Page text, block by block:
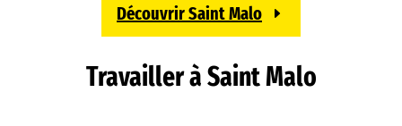
Découvrir Saint Malo
Travailler à Saint Malo